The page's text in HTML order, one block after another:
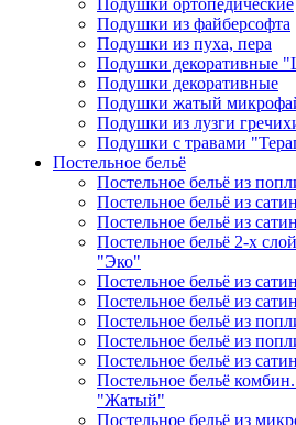
Подушки ортопедические
Подушки из файберсофта
Подушки из пуха, пера
Подушки декоративные
Подушки декоративные
Подушки жатый
Подушки из лузги
Подушки с травами
Постельное бельё
Постельное бельё из
Постельное бельё из
Постельное бельё из
Постельное бельё 2-х
"Эко"
Постельное бельё из
Постельное бельё из
Постельное бельё из
Постельное бельё из
Постельное бельё из
Постельное бельё
"Жатый"
Постельное бельё из